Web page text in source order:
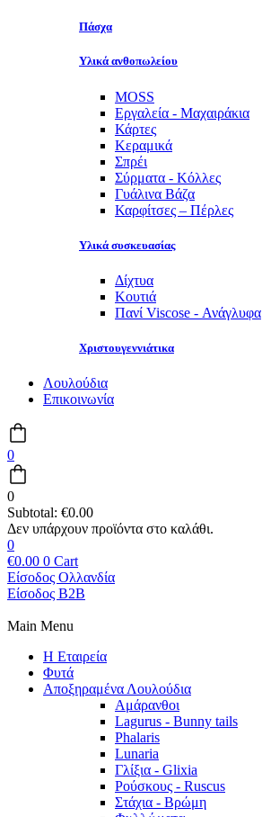
Πάσχα
Υλικά ανθοπωλείου
MOSS
Εργαλεία - Μαχαιράκια
Κάρτες
Κεραμικά
Σπρέι
Σύρματα - Κόλλες
Γυάλινα Βάζα
Καρφίτσες – Πέρλες
Υλικά συσκευασίας
Δίχτυα
Κουτιά
Πανί Viscose - Ανάγλυφα
Χριστουγεννιάτικα
Λουλούδια
Επικοινωνία
0
0
Subtotal: €0.00
0
€0.00 0 Cart
Είσοδος Ολλανδία
Είσοδος B2B
Main Menu
Η Εταιρεία
Φυτά
Αποξηραμένα Λουλούδια
Αμάρανθοι
Lagurus - Bunny tails
Phalaris
Lunaria
Γλίξια - Glixia
Ρούσκους - Ruscus
Στάχια - Βρώμη